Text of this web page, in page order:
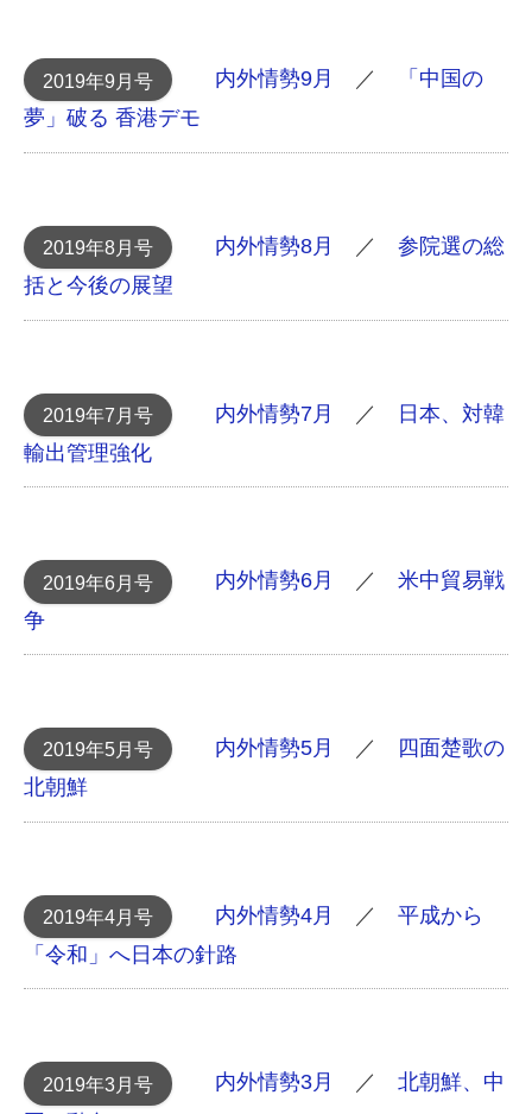
2019年9月号 内外情勢9月 ／
「中国の
夢」破る 香港デモ
2019年8月号 内外情勢8月 ／ 参院選の総
括と今後の展望
2019年7月号 内外情勢7月 ／
日本、対韓
輸出管理強化
2019年6月号 内外情勢6月 ／ 米中貿易戦
争
2019年5月号 内外情勢5月 ／
四面楚歌の
北朝鮮
2019年4月号 内外情勢4月 ／ 平成から
「令和」へ 日本の針路
2019年3月号 内外情勢3月 ／ 北朝鮮、中